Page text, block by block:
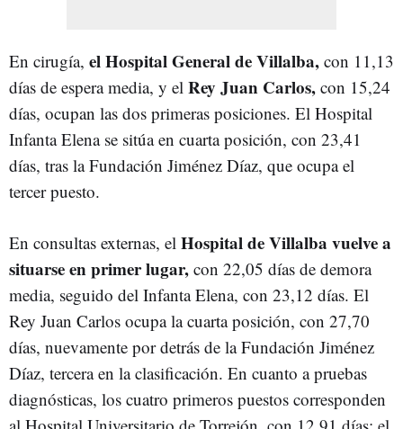
En cirugía, el Hospital General de Villalba, con 11,13
días de espera media, y el Rey Juan Carlos, con 15,24
días, ocupan las dos primeras posiciones. El Hospital
Infanta Elena se sitúa en cuarta posición, con 23,41
días, tras la Fundación Jiménez Díaz, que ocupa el
tercer puesto.
En consultas externas, el Hospital de Villalba vuelve a
situarse en primer lugar, con 22,05 días de demora
media, seguido del Infanta Elena, con 23,12 días. El
Rey Juan Carlos ocupa la cuarta posición, con 27,70
días, nuevamente por detrás de la Fundación Jiménez
Díaz, tercera en la clasificación. En cuanto a pruebas
diagnósticas, los cuatro primeros puestos corresponden